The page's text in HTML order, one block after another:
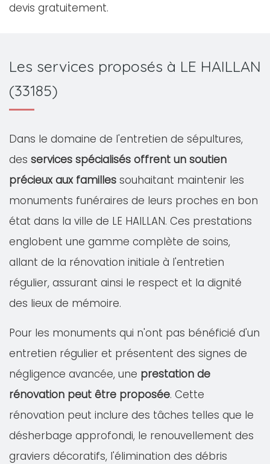
devis gratuitement.
Les services proposés à LE HAILLAN
(33185)
Dans le domaine de l'entretien de sépultures,
des services spécialisés offrent un soutien
précieux aux familles souhaitant maintenir les
monuments funéraires de leurs proches en bon
état dans la ville de LE HAILLAN. Ces prestations
englobent une gamme complète de soins,
allant de la rénovation initiale à l'entretien
régulier, assurant ainsi le respect et la dignité
des lieux de mémoire.
Pour les monuments qui n'ont pas bénéficié d'un
entretien régulier et présentent des signes de
négligence avancée, une prestation de
rénovation peut être proposée. Cette
rénovation peut inclure des tâches telles que le
désherbage approfondi, le renouvellement des
graviers décoratifs, l'élimination des débris